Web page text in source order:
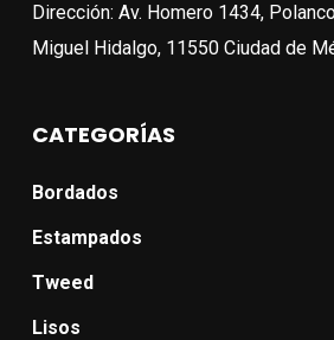
Dirección: Av. Homero 1434,
Miguel Hidalgo, 11550 Ciudad de
CATEGORÍAS
Bordados
Estampados
Tweed
Lisos